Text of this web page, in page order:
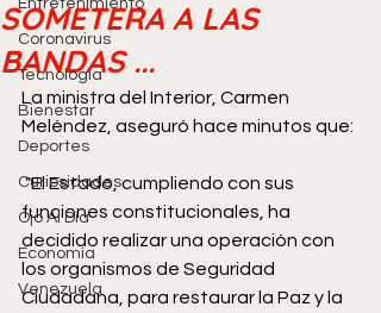
Entretenimiento
Coronavirus
Tecnología
Bienestar
Deportes
Curiosidades
Ojo Al Día
Economía
Venezuela
SOMETERA A LAS
BANDAS ...
La ministra del Interior, Carmen
Meléndez, aseguró hace minutos que:
"El Estado, cumpliendo con sus
funciones constitucionales, ha
decidido realizar una operación con
los organismos de Seguridad
Ciudadana, para restaurar la Paz y la